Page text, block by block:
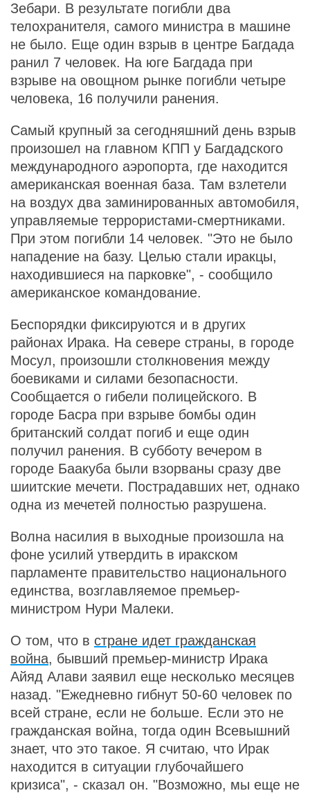
Зебари. В результате погибли два
телохранителя, самого министра в машине
не было. Еще один взрыв в центре Багдада
ранил 7 человек. На юге Багдада при
взрыве на овощном рынке погибли четыре
человека, 16 получили ранения.
Самый крупный за сегодняшний день взрыв
произошел на главном КПП у Багдадского
международного аэропорта, где находится
американская военная база. Там взлетели
на воздух два заминированных автомобиля,
управляемые террористами-смертниками.
При этом погибли 14 человек. "Это не было
нападение на базу. Целью стали иракцы,
находившиеся на парковке", - сообщило
американское командование.
Беспорядки фиксируются и в других
районах Ирака. На севере страны, в городе
Мосул, произошли столкновения между
боевиками и силами безопасности.
Сообщается о гибели полицейского. В
городе Басра при взрыве бомбы один
британский солдат погиб и еще один
получил ранения. В субботу вечером в
городе Баакуба были взорваны сразу две
шиитские мечети. Пострадавших нет, однако
одна из мечетей полностью разрушена.
Волна насилия в выходные произошла на
фоне усилий утвердить в иракском
парламенте правительство национального
единства, возглавляемое премьер-
министром Нури Малеки.
О том, что в стране идет гражданская
война, бывший премьер-министр Ирака
Айяд Алави заявил еще несколько месяцев
назад. "Ежедневно гибнут 50-60 человек по
всей стране, если не больше. Если это не
гражданская война, тогда один Всевышний
знает, что это такое. Я считаю, что Ирак
находится в ситуации глубочайшего
кризиса", - сказал он. "Возможно, мы еще не